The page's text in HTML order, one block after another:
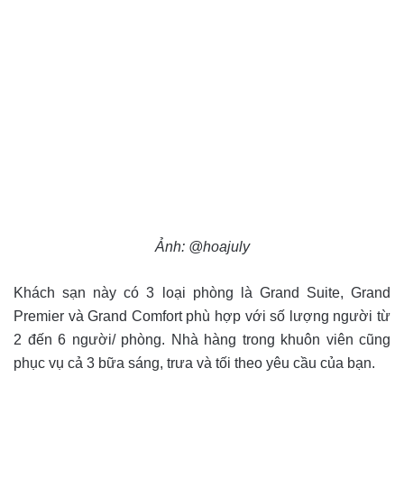
Ảnh: @hoajuly
Khách sạn này có 3 loại phòng là Grand Suite, Grand
Premier và Grand Comfort phù hợp với số lượng người từ
2 đến 6 người/ phòng. Nhà hàng trong khuôn viên cũng
phục vụ cả 3 bữa sáng, trưa và tối theo yêu cầu của bạn.